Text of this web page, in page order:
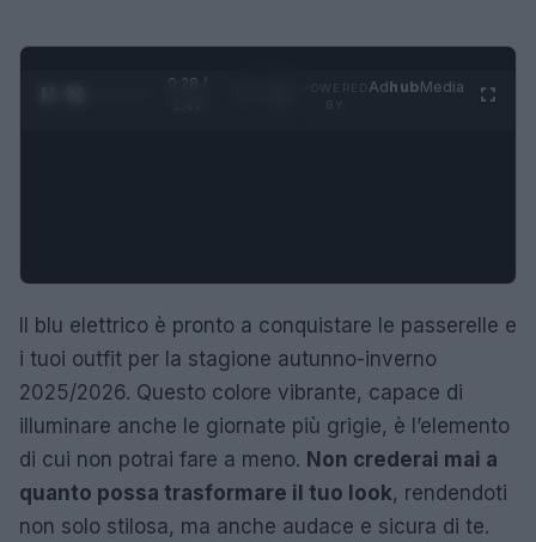
0:29 /
AdhubMedia
Il blu elettrico è pronto a conquistare le passerelle e
i tuoi outfit per la stagione autunno-inverno
2025/2026. Questo colore vibrante, capace di
illuminare anche le giornate più grigie, è l’elemento
di cui non potrai fare a meno. Non crederai mai a
quanto possa trasformare il tuo look, rendendoti
non solo stilosa, ma anche audace e sicura di te.